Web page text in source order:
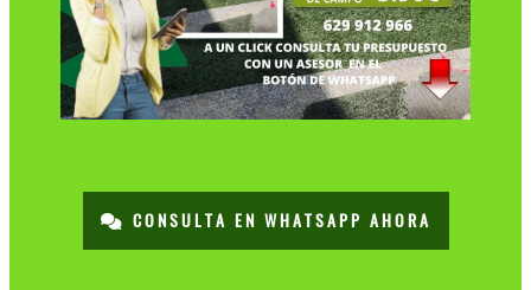
CONSULTA EN WHATSAPP AHORA